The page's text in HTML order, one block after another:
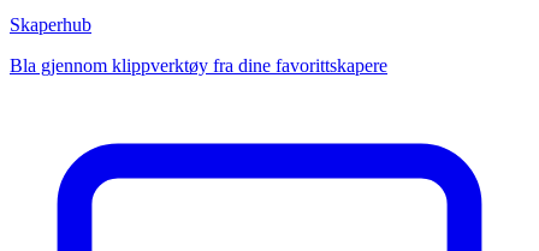
Skaperhub
Bla gjennom klippverktøy fra dine favorittskapere